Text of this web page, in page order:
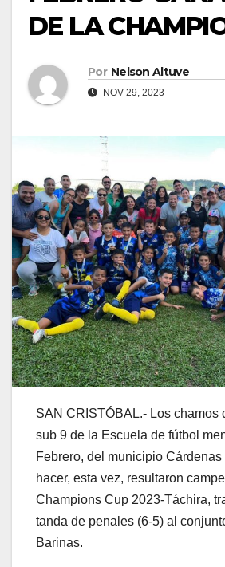
DE LA
Por Nelson Altuve
NOV 29, 2023
SAN CRISTÓBAL.- Los chamos
sub 9 de la Escuela de fútbol
Febrero, del municipio
hacer, esta vez, resultaron
Champions Cup 2023-Táchira,
tanda de penales (6-5) al
Barinas.